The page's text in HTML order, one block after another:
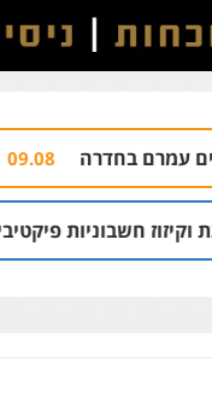
09.08 | 12:39 ארבעה
06.08 | 09:59
פלילי